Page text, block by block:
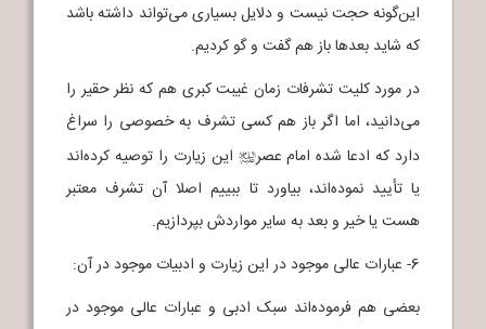
این‌گونه حجت نیست و دلایل بسیاری می‌تواند داشته باشد
که شاید بعدها باز هم گفت و گو کردیم.
در مورد کلیت تشرفات زمان غیبت کبری هم که نظر حقیر را
می‌دانید، اما اگر باز هم کسی تشرف به خصوصی را سراغ
دارد که ادعا شده امام عصرj این زیارت را توصیه کرده‌اند
یا تأیید نموده‌اند، بیاورد تا ببییم اصلا آن تشرف معتبر
هست یا خیر و بعد به سایر مواردش بپردازیم.
6- عبارات عالی موجود در این زیارت و ادبیات موجود در آن:
بعضی هم فرموده‌اند سبک ادبی و عبارات عالی موجود در